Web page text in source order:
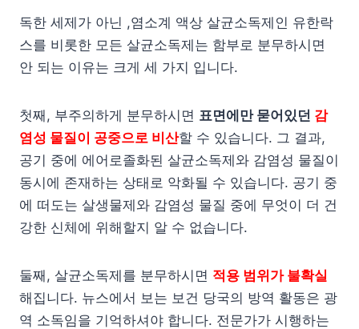
독한 세제가 아닌 ,염소계 액상 살균소독제인 유한락
스를 비롯한 모든 살균소독제는 함부로 분무하시면
안 되는 이유는 크게 세 가지 입니다.
첫째, 부주의하게 분무하시면 표면에만 묻어있던 감
염성 물질이 공중으로 비산할 수 있습니다. 그 결과,
공기 중에 에어로졸화된 살균소독제와 감염성 물질이
동시에 존재하는 상태로 악화될 수 있습니다. 공기 중
에 떠도는 살생물제와 감염성 물질 중에 무엇이 더 건
강한 신체에 위해할지 알 수 없습니다.
둘째, 살균소독제를 분무하시면 적용 범위가 불확실
해집니다. 뉴스에서 보는 보건 당국의 방역 활동은 광
역 소독임을 기억하셔야 합니다. 전문가가 시행하는